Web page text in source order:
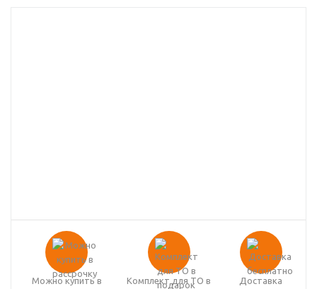
Можно купить в
Комплект для ТО в
Доставка